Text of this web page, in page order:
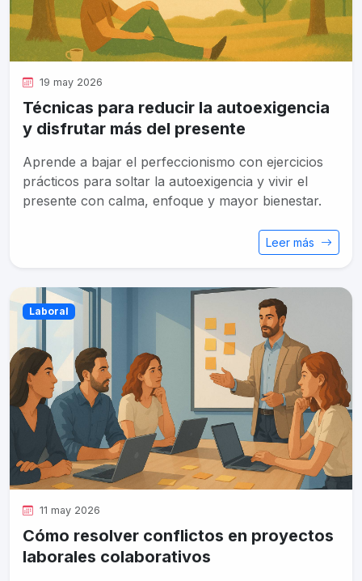
19 may 2026
Técnicas para reducir la autoexigencia
y disfrutar más del presente
Aprende a bajar el perfeccionismo con ejercicios
prácticos para soltar la autoexigencia y vivir el
presente con calma, enfoque y mayor bienestar.
Leer más
Laboral
11 may 2026
Cómo resolver conflictos en proyectos
laborales colaborativos